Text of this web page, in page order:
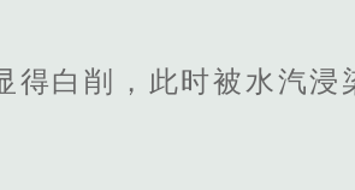
得白削，此时被水汽浸